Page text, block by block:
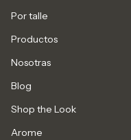
Por talle
Productos
Nosotras
Blog
Shop the Look
Arome